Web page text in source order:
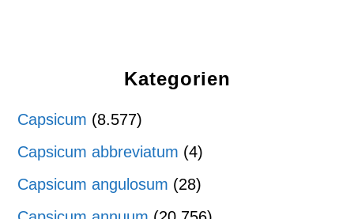
Kategorien
Capsicum (8.577)
Capsicum abbreviatum (4)
Capsicum angulosum (28)